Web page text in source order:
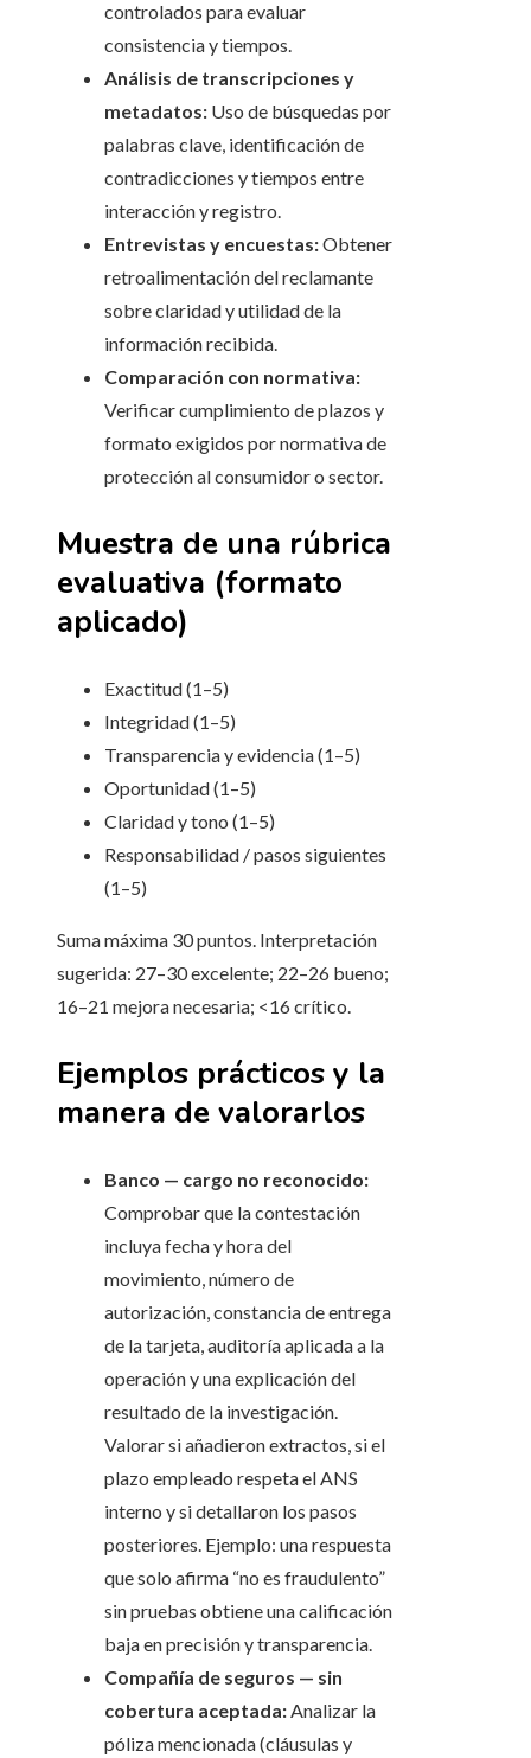
controlados para evaluar
consistencia y tiempos.
Análisis de transcripciones y
metadatos: Uso de búsquedas por
palabras clave, identificación de
contradicciones y tiempos entre
interacción y registro.
Entrevistas y encuestas:Obtener
retroalimentación del reclamante
sobre claridad y utilidad de la
información recibida.
Comparación con normativa:
Verificar cumplimiento de plazos y
formato exigidos por normativa de
protección al consumidor o sector.
Muestra de una rúbrica
evaluativa (formato
aplicado)
Exactitud (1–5)
Integridad (1–5)
Transparencia y evidencia (1–5)
Oportunidad (1–5)
Claridad y tono (1–5)
Responsabilidad / pasos siguientes
(1–5)
Suma máxima 30 puntos. Interpretación
sugerida: 27–30 excelente; 22–26 bueno;
16–21 mejora necesaria; <16 crítico.
Ejemplos prácticos y la
manera de valorarlos
Banco — cargo no reconocido:
Comprobar que la contestación
incluya fecha y hora del
movimiento, número de
autorización, constancia de entrega
de la tarjeta, auditoría aplicada a la
operación y una explicación del
resultado de la investigación.
Valorar si añadieron extractos, si el
plazo empleado respeta el ANS
interno y si detallaron los pasos
posteriores. Ejemplo: una respuesta
que solo afirma “no es fraudulento”
sin pruebas obtiene una calificación
baja en precisión y transparencia.
Compañía de seguros — sin
cobertura aceptada:Analizar la
póliza mencionada (cláusulas y